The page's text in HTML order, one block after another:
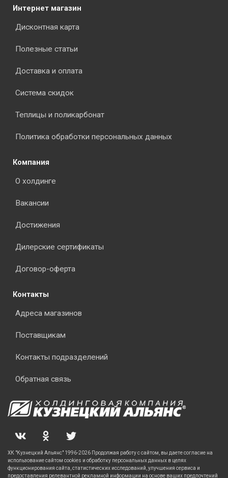
Интернет магазин
Дисконтная карта
Полезные статьи
Доставка и оплата
Система скидок
Теплицы и поликарбонат
Политика обработки персональных данных
Компания
О холдинге
Вакансии
Достижения
Дилерские сертификаты
Договор-оферта
Контакты
Адреса магазинов
Поставщикам
Контакты подразделений
Обратная связь
ХК "Кузнецкий Альянс" 1996-2026 Продолжая работу с сайтом, вы даете согласие на
использование сайтом cookies и обработку персональных данных в целях
функционирования сайта, статистических исследований, улучшения сервиса и
предоставления релевантной рекламной информации на основе ваших предпочтений